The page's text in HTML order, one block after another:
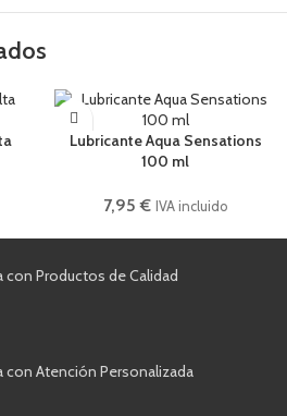
Lubricante Aqua Sensations
100 ml
7,95€ IVA incluido